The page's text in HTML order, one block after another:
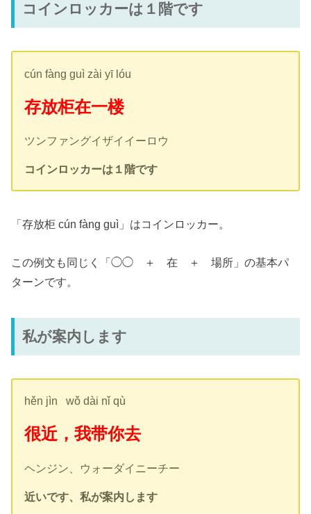
コインロッカーは１階です
cún fàng guì zài yī lóu
存放柜在一楼
ツンファングイザイイーロウ
コインロッカーは１階です
「存放柜 cún fàng guì」はコインロッカー。
この例文も同じく「◯◯ ＋ 在 ＋ 場所」の基本パ
ターンです。
私が案内します
hěn jìn wǒ dài nǐ qù
很近，我带你去
ヘンジン、ウォーダイニーチー
近いです、私が案内します